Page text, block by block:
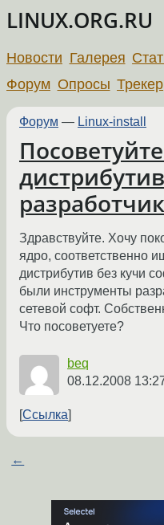
LINUX.ORG.RU
Новости Галерея
Форум Опросы Трекер
Форум — Linux-install
Здравствуйте. Хочу
ядро, соответственно
дистрибутив без кучи
были инструменты
сетевой софт.
Что посоветуете?
beq
08.12.2008
Ссылка
←